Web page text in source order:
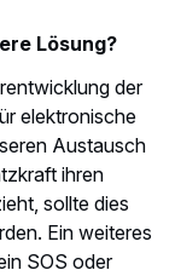
Lösung?
der
elektronische
Austausch
ihren
sollte dies
Ein weiteres
SOS oder